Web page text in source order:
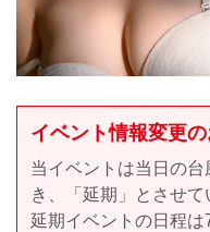
イベント情報変更
当イベントは当日の
き、「延期」とさせて
延期イベントの日程は